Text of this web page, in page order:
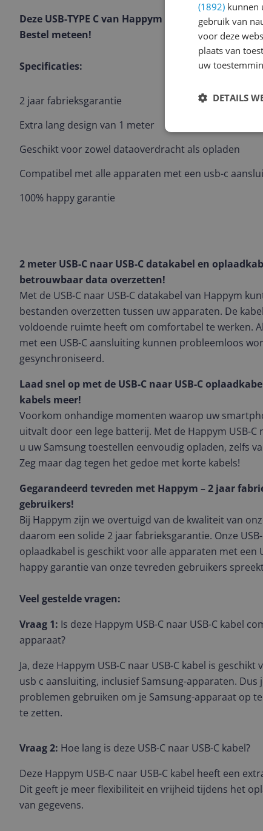
Deze USB-TYPE C van Happym is geschikt voor de
Bestel meteen!
Specificaties:
2 jaar fabrieksgarantie
Extra lang design van 1 meter
Geschikt voor zowel dataoverdracht als opladen
Compatibel met alle apparaten met een usb-c
100% happy garantie
2 meter USB-C naar USB-C datakabel en
betrouwbaar data overzetten!
Met de USB-C naar USB-C datakabel van Happym
bestanden overzetten tussen uw apparaten. De
voldoende ruimte heeft om comfortabel te werken.
met een USB-C aansluiting kunnen probleemloos
gesynchroniseerd.
Laad snel op met de USB-C naar USB-C
kabels meer!
Voorkom onhandige momenten waarop uw
uitvalt door een lege batterij. Met de Happym USB-C
u uw Samsung toestellen eenvoudig opladen, zelfs
Zeg maar dag tegen het gedoe met korte kabels!
Gegarandeerd tevreden met Happym – 2 jaar
gebruikers!
Bij Happym zijn we overtuigd van de kwaliteit van
daarom een solide 2 jaar fabrieksgarantie. Onze
oplaadkabel is geschikt voor alle apparaten met een
happy garantie van onze tevreden gebruikers
Veel gestelde vragen:
Vraag 1: Is deze Happym USB-C naar USB-C kabel
apparaat?
Ja, deze Happym USB-C naar USB-C kabel is
usb c aansluiting, inclusief Samsung-apparaten. Dus
problemen gebruiken om je Samsung-apparaat op
te zetten.
Vraag 2: Hoe lang is deze USB-C naar USB-C kabel?
Deze Happym USB-C naar USB-C kabel heeft een
Dit geeft je meer flexibiliteit en vrijheid tijdens het
van gegevens.
(1892) kunnen
gebruik van
voor deze
plaats van
uw
DETAILS